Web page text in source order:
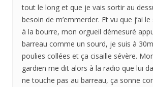
tout le long et que je vais sortir au
besoin de m’emmerder. Et vu que j’ai
à la bourre, mon orgueil démesuré
barreau comme un sourd, je suis à
poulies collées et ça cisaille sévère.
gardien me dit alors à la radio que lui
ne touche pas au barreau, ça sonne